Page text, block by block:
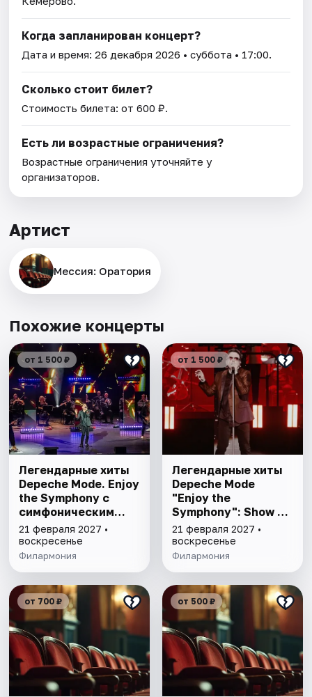
Когда запланирован концерт?
Дата и время:26 декабря 2026 • суббота • 17:00.
Сколько стоит билет?
Стоимость билета: от 600 ₽.
Есть ли возрастные ограничения?
Возрастные ограничения уточняйте у
организаторов.
Артист
Мессия: Оратория
Похожие концерты
от 1 500 ₽
Легендарные хиты
Depeche Mode. Enjoy
the Symphony с
симфоническим
оркестром
21 февраля 2027 •
воскресенье
Филармония
от 1 500 ₽
Легендарные хиты
Depeche Mode
"Enjoy the
Symphony": Show с
оркестром
21 февраля 2027 •
воскресенье
Филармония
от 700 ₽ от 500 ₽